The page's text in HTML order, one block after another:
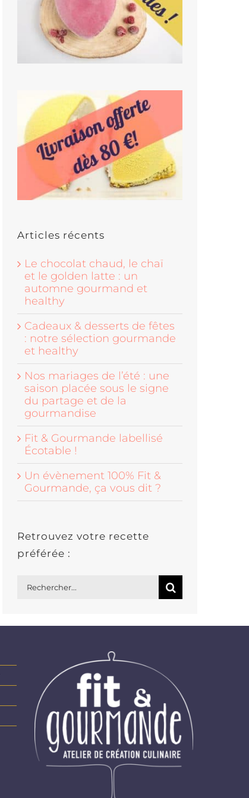
Articles récents
Le chocolat chaud, le chaï
et le golden latte : un
automne gourmand et
healthy
Cadeaux & desserts de fêtes
: notre sélection gourmande
et healthy
Nos mariages de l’été : une
saison placée sous le signe
du partage et de la
gourmandise
Fit & Gourmande labellisé
Écotable !
Un évènement 100% Fit &
Gourmande, ça vous dit ?
Retrouvez votre recette
préférée :